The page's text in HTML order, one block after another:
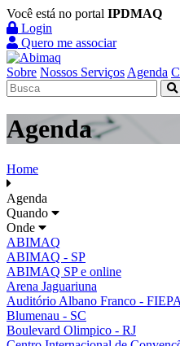
Você está no portal IPDMAQ
Login
Quero me associar
Sobre Nossos Serviços Agenda
Agenda
Home
Agenda
Quando
Onde
ABIMAQ
ABIMAQ - SP
ABIMAQ SP e online
Arena Jaguariuna
Auditório Albano Franco - FIEPA
Blumenau - SC
Boulevard Olimpico - RJ